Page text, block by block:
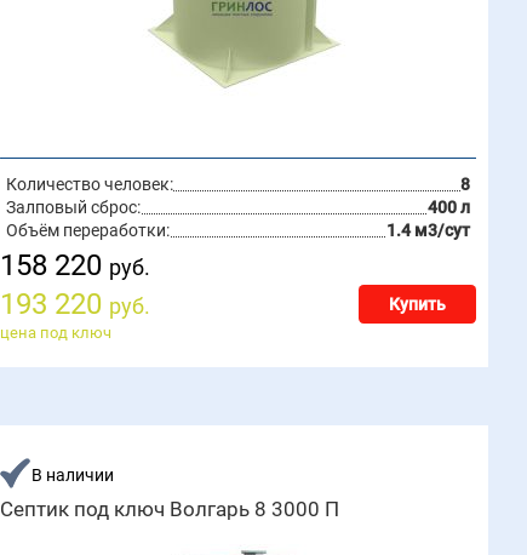
Количество человек:
8
Залповый сброс:
400 л
Объём переработки:
1.4 м3/сут
158 220 руб.
193 220 руб. Купить
цена под ключ
В наличии
Септик под ключ Волгарь 8 3000 П